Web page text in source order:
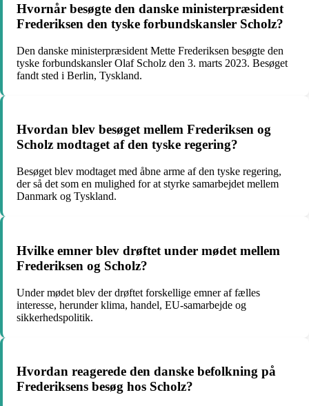
Hvornår besøgte den danske ministerpræsident
Frederiksen den tyske forbundskansler Scholz?
Den danske ministerpræsident Mette Frederiksen besøgte den
tyske forbundskansler Olaf Scholz den 3. marts 2023. Besøget
fandt sted i Berlin, Tyskland.
Hvordan blev besøget mellem Frederiksen og
Scholz modtaget af den tyske regering?
Besøget blev modtaget med åbne arme af den tyske regering,
der så det som en mulighed for at styrke samarbejdet mellem
Danmark og Tyskland.
Hvilke emner blev drøftet under mødet mellem
Frederiksen og Scholz?
Under mødet blev der drøftet forskellige emner af fælles
interesse, herunder klima, handel, EU-samarbejde og
sikkerhedspolitik.
Hvordan reagerede den danske befolkning på
Frederiksens besøg hos Scholz?